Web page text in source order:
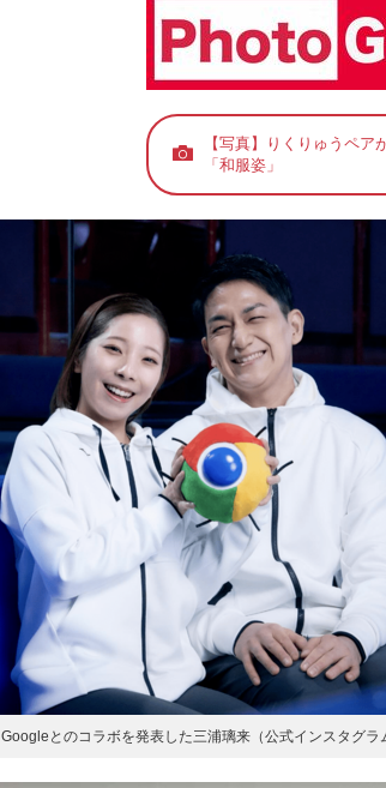
【写真】りくりゅうペア
「和服姿」
Googleとのコラボを発表した三浦璃来（公式インスタグラ